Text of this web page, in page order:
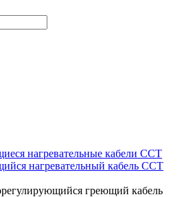
нагревательные кабели ССТ
нагревательный кабель ССТ
греющий кабель